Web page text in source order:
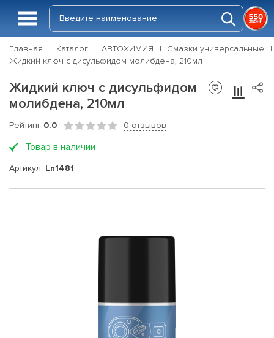
Главная Каталог АВТОХИМИЯ
Смазки универсальные
Жидкий ключ с дисульфидом молибдена, 210мл
Жидкий ключ с дисульфидом
молибдена, 210мл
Рейтинг 0.0 0 отзывов
Товар в наличии
Артикул: Ln1481